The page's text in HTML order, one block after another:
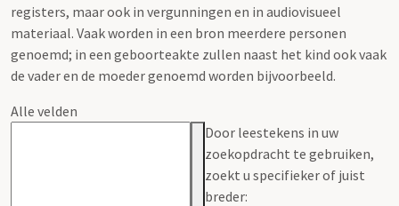
registers, maar ook in vergunningen en in audiovisueel
materiaal. Vaak worden in een bron meerdere personen
genoemd; in een geboorteakte zullen naast het kind ook vaak
de vader en de moeder genoemd worden bijvoorbeeld.
Alle velden
Door leestekens in uw
zoekopdracht te gebruiken,
zoekt u specifieker of juist
breder: